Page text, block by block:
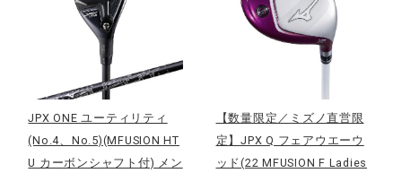
取扱店一覧
JPX ONE ユーティリティ
(No.4、No.5)(MFUSION HT
U カーボンシャフト付) メン
【数量限定／ミズノ直営限
定】JPX Q フェアウエーウ
ッド(22 MFUSION F Ladies